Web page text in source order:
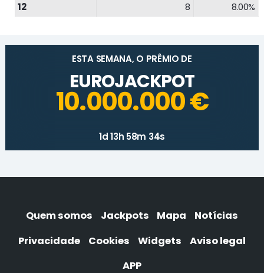
12
8 8.00%
ESTA SEMANA, O PRÊMIO DE
EUROJACKPOT
10.000.000 €
1d 13h 58m 34s
Quem somos Jackpots Mapa
Notícias
Privacidade
Cookies Widgets
Aviso legal
APP